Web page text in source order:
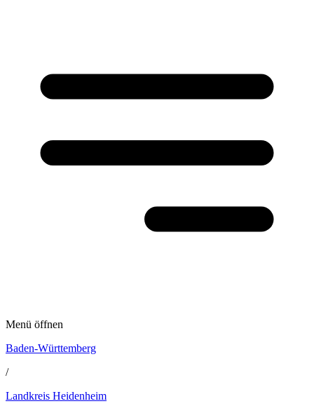
Menü öffnen
Baden-Württemberg
/
Landkreis Heidenheim